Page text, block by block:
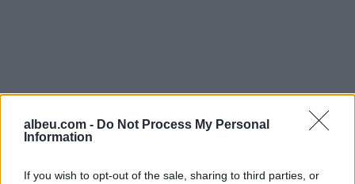
albeu.com - Do Not Process My Personal
Information
If you wish to opt-out of the sale, sharing to third parties, or